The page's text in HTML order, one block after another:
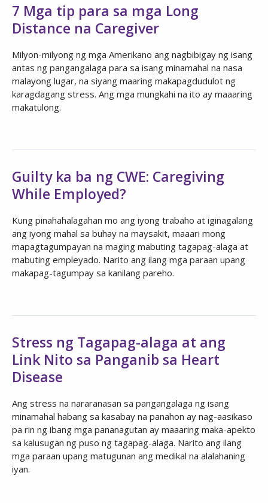
7 Mga tip para sa mga Long
Distance na Caregiver
Milyon-milyong ng mga Amerikano ang nagbibigay ng isang
antas ng pangangalaga para sa isang minamahal na nasa
malayong lugar, na siyang maaring makapagdudulot ng
karagdagang stress. Ang mga mungkahi na ito ay maaaring
makatulong.
Guilty ka ba ng CWE: Caregiving
While Employed?
Kung pinahahalagahan mo ang iyong trabaho at iginagalang
ang iyong mahal sa buhay na maysakit, maaari mong
mapagtagumpayan na maging mabuting tagapag-alaga at
mabuting empleyado. Narito ang ilang mga paraan upang
makapag-tagumpay sa kanilang pareho.
Stress ng Tagapag-alaga at ang
Link Nito sa Panganib sa Heart
Disease​​​​​​​
Ang stress na nararanasan sa pangangalaga ng isang
minamahal habang sa kasabay na panahon ay nag-aasikaso
pa rin ng ibang mga pananagutan ay maaaring maka-apekto
sa kalusugan ng puso ng tagapag-alaga. Narito ang ilang
mga paraan upang matugunan ang medikal na alalahaning
iyan.